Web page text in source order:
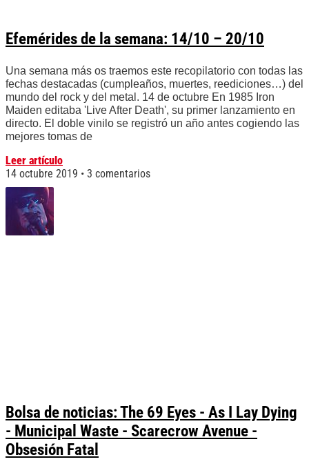
Efemérides de la semana: 14/10 – 20/10
Una semana más os traemos este recopilatorio con todas las
fechas destacadas (cumpleaños, muertes, reediciones…) del
mundo del rock y del metal. 14 de octubre En 1985 Iron
Maiden editaba 'Live After Death', su primer lanzamiento en
directo. El doble vinilo se registró un año antes cogiendo las
mejores tomas de
Leer artículo
14 octubre 2019
3 comentarios
Bolsa de noticias: The 69 Eyes - As I Lay Dying
- Municipal Waste - Scarecrow Avenue -
Obsesión Fatal